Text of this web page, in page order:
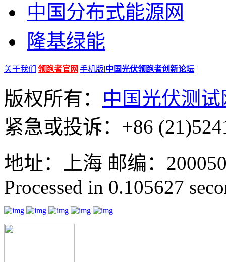
中国分布式能源网
隆基绿能
关于我们 |领跑者官网|手机版|中国光伏领跑者创新论坛|
版权所有： 中国光伏测试
紧急或投诉：+86
地址：上海 邮编：
Processed in 0.105627